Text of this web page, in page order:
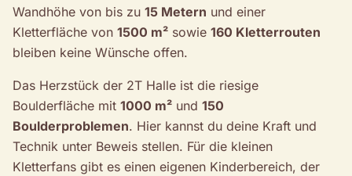
Wandhöhe von bis zu 15 Metern und einer
Kletterfläche von 1500 m² sowie 160 Kletterrouten
bleiben keine Wünsche offen.
Das Herzstück der 2T Halle ist die riesige
Boulderfläche mit 1000 m² und 150
Boulderproblemen. Hier kannst du deine Kraft und
Technik unter Beweis stellen. Für die kleinen
Kletterfans gibt es einen eigenen Kinderbereich, der